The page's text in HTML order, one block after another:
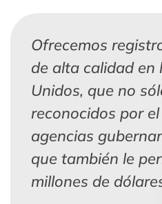
Ofrecemos
de alta calidad en
Unidos, que no
reconocidos por
agencias
que también le
millones de